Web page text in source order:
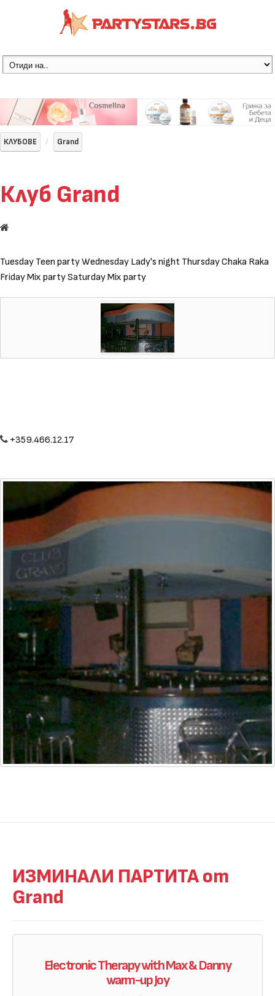
КЛУБОВЕ Grand
Клуб Grand
Tuesday Teen party Wednesday Lady's night Thursday Chaka Raka
Friday Mix party Saturday Mix party
+359.466.12.17
ИЗМИНАЛИ ПАРТИТА от
Grand
Electronic Therapy with Max & Danny
warm-up Joy